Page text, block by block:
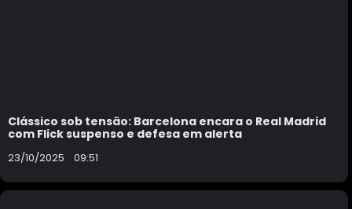
Clássico sob tensão: Barcelona encara o Real Madrid
com Flick suspenso e defesa em alerta
23/10/2025 09:51